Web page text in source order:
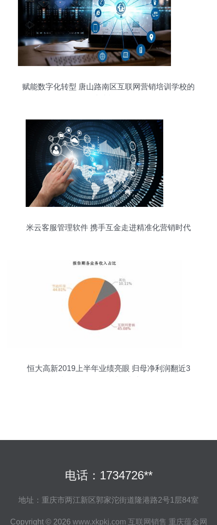
赋能数字化转型 唐山路南区互联网营销培训学校的
米云客服管理软件 携手互金走进精准化营销时代
恒大高新2019上半年业绩亮眼 归母净利润翻近3
电话：1734726**
地址：重庆市两江新区郭家沱街道隆港路2号1层84室
Copyright © 2026 www.xkpkj.com 互联网销售 重庆蕴金网